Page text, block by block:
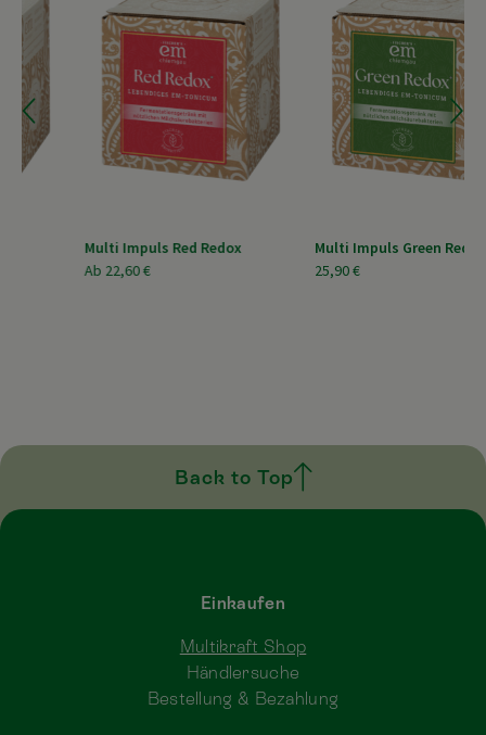
Multi Impuls Red Redox
22,60 €
Multi Impuls Green Redox
Back to Top
Einkaufen
Multikraft Shop
Händlersuche
Bestellung & Bezahlung